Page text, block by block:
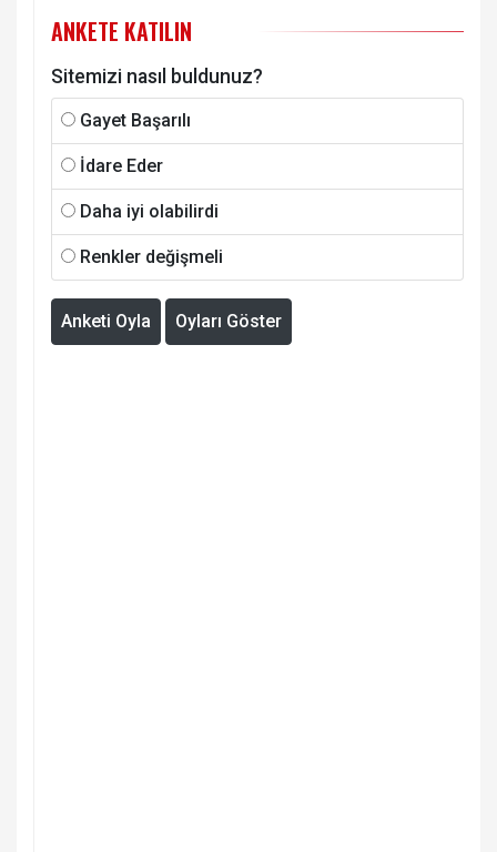
ANKETE KATILIN
Sitemizi nasıl buldunuz?
Gayet Başarılı
İdare Eder
Daha iyi olabilirdi
Renkler değişmeli
Anketi Oyla Oyları Göster